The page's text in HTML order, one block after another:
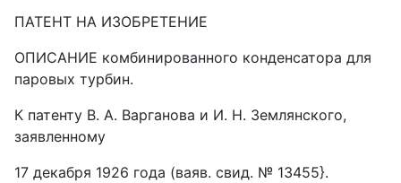
ПАТЕНТ НА ИЗОБРЕТЕНИЕ
ОПИСАНИЕ комбинированного конденсатора для
паровых турбин.
К патенту В. А. Варганова и И. Н. Землянского,
заявленному
17 декабря 1926 года (ваяв. свид. № 13455}.